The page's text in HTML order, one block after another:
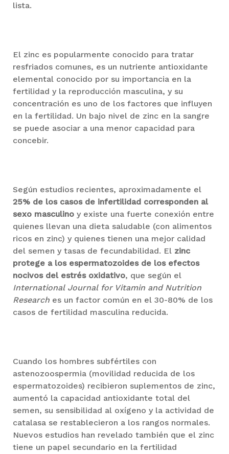
lista.
El zinc es popularmente conocido para tratar
resfriados comunes, es un nutriente antioxidante
elemental conocido por su importancia en la
fertilidad y la reproducción masculina, y su
concentración es uno de los factores que influyen
en la fertilidad. Un bajo nivel de zinc en la sangre
se puede asociar a una menor capacidad para
concebir.
Según estudios recientes, aproximadamente el
25% de los casos de infertilidad corresponden al
sexo masculino y existe una fuerte conexión entre
quienes llevan una dieta saludable (con alimentos
ricos en zinc) y quienes tienen una mejor calidad
del semen y tasas de fecundabilidad. El zinc
protege a los espermatozoides de los efectos
nocivos del estrés oxidativo, que según el
International Journal for Vitamin and Nutrition
Research es un factor común en el 30-80% de los
casos de fertilidad masculina reducida.
Cuando los hombres subfértiles con
astenozoospermia (movilidad reducida de los
espermatozoides) recibieron suplementos de zinc,
aumentó la capacidad antioxidante total del
semen, su sensibilidad al oxígeno y la actividad de
catalasa se restablecieron a los rangos normales.
Nuevos estudios han revelado también que el zinc
tiene un papel secundario en la fertilidad